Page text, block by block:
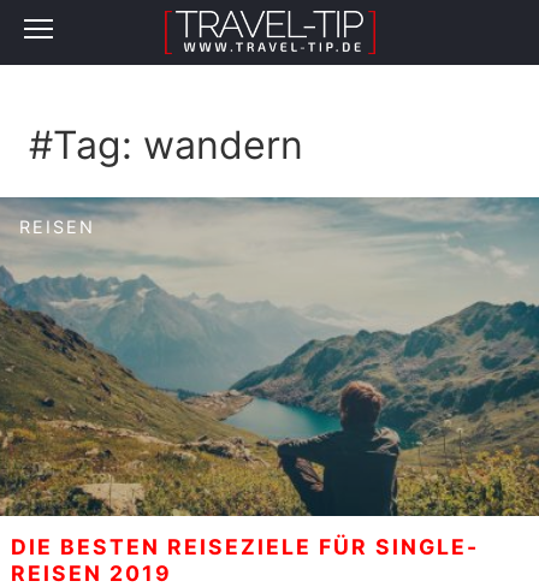
#Tag: wandern
REISEN
DIE BESTEN REISEZIELE FÜR SINGLE-
REISEN 2019